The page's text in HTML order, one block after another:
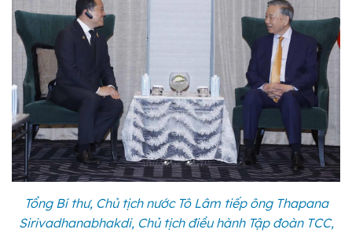
Tổng Bí thư, Chủ tịch nước Tô Lâm tiếp ông Thapana
Sirivadhanabhakdi, Chủ tịch điều hành Tập đoàn TCC,